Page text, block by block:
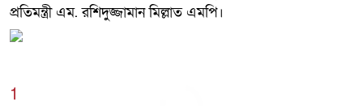
প্রতিমন্ত্রী এম. রশিদুজ্জামান মিল্লাত এমপি।
1